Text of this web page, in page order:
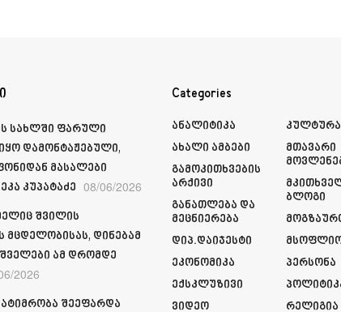
სახლში ფარული
დამონტაჟებული,
მასალები
კუპატაძე 08/06/2026
შვილის
მცდელობისას, დინებამ
ამ დრომდე
2026
შეეფარდა
Categories
Ანალიტიკა
Ახალი Ამბები
Გამოკითხვების
Არქივი
Განათლება Და
Მეცნიერება
Დიპ.დაიჯესტი
Ეკონომიკა
Ექსკლუზივი
Ვიდეო
Კულტურა
Მთავარი
Ბლოგი
Პერსონა
Რელიგია